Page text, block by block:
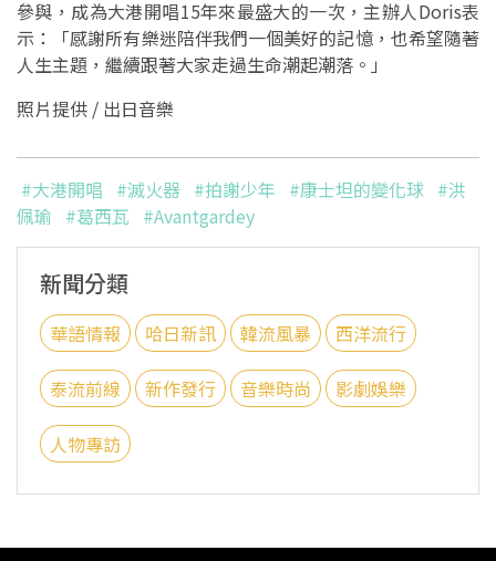
參與，成為大港開唱15年來最盛大的一次，主辦人Doris表
示：「感謝所有樂迷陪伴我們一個美好的記憶，也希望隨著
人生主題，繼續跟著大家走過生命潮起潮落。」
照片提供 / 出日音樂
#大港開唱 #滅火器 #拍謝少年 #康士坦的變化球 #洪
佩瑜 #葛西瓦 #Avantgardey
新聞分類
華語情報 哈日新訊 韓流風暴 西洋流行
泰流前線 新作發行 音樂時尚 影劇娛樂
人物專訪